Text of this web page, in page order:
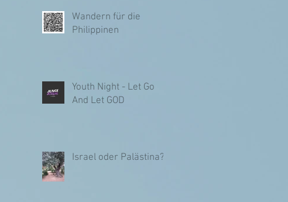
Wandern für die
Philippinen
Youth Night - Let Go
And Let GOD
Israel oder Palästina?